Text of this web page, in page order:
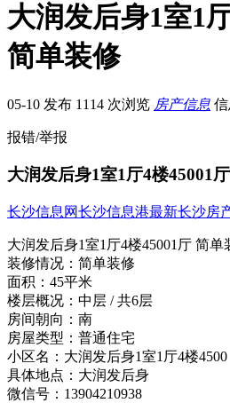
大润发后身1室1
简单装修
05-10 发布 1114 次浏览 房产信息
报错/举报
大润发后身1室1厅4楼45001
长沙信息网长沙信息港最新长沙房
大润发后身1室1厅4楼45001厅 简单
装修情况： 简单装修
面积： 45平米
楼层概况： 中层 / 共6层
房间朝向： 南
房屋类型： 普通住宅
小区名： 大润发后身1室1厅4楼4500
具体地点： 大润发后身
微信号： 13904210938